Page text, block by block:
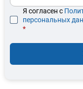
Я согласен с
персональных
*